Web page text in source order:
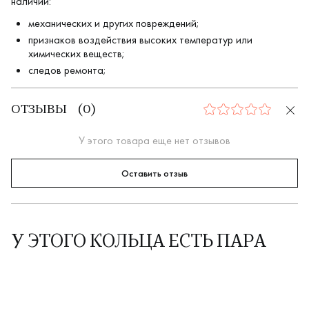
механических и других повреждений;
признаков воздействия высоких температур или
химических веществ;
следов ремонта;
ОТЗЫВЫ ( 0) 0
У этого товара еще нет отзывов
Оставить отзыв
У ЭТОГО КОЛЬЦА ЕСТЬ ПАРА